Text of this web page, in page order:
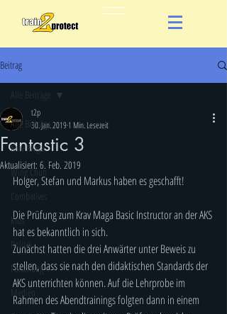
Beitrag
Alle Beiträge
Krav Maga
Wing Chun
Combatives
Kids
Polizei
Forschung
Medien
Alle Beiträge
Fantastic 3
t2p
30. Jan. 20191 Min. Lesezeit
Aktualisiert: 6. Feb. 2019
Holger, Stefan und Markus haben es geschafft!
Die Prüfung zum Krav Maga Basic Instructor an der AKS
hat es bekanntlich in sich.
Zunächst hatten die drei Anwärter unter Beweis zu
stellen, dass sie nach den didaktischen Standards der
AKS unterrichten können. Auf die Lehrprobe im
Rahmen des Abendtrainings folgten dann in einem